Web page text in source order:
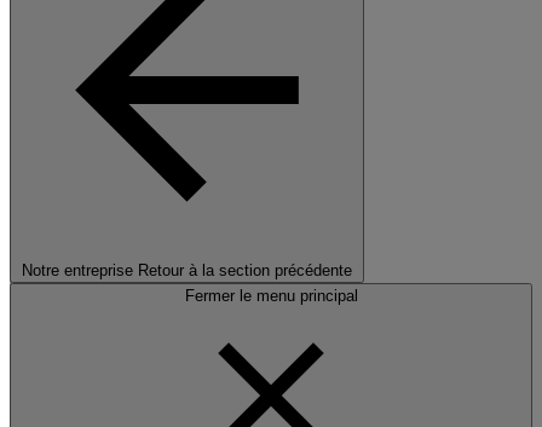
Notre entreprise Retour à la section précédente
Fermer le menu principal